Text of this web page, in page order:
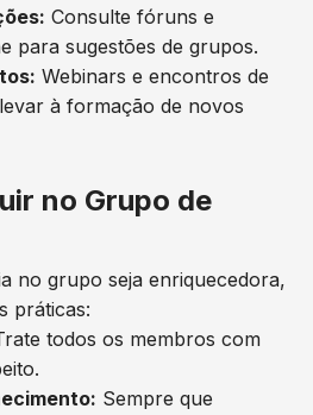
Consulte fóruns e
para sugestões de grupos.
Webinars e encontros de
à formação de novos
no Grupo de
no grupo seja enriquecedora,
práticas:
todos os membros com
Sempre que